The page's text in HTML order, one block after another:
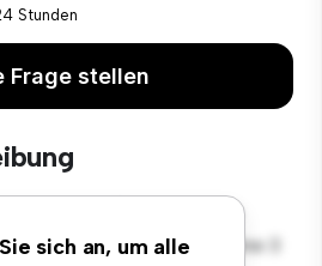
Stunden
Frage stellen
sich an, um alle
urbanen Rückzugsort in
Frankenburg! Diese moderne 3